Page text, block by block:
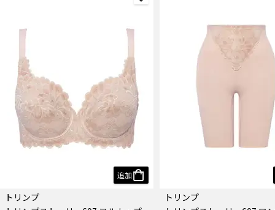
追加
トリンプ
トリンプ